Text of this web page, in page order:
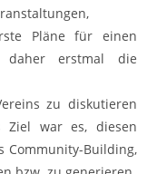
Pläne für einen
daher erstmal die
zu diskutieren
Ziel war es, diesen
Community-Building,